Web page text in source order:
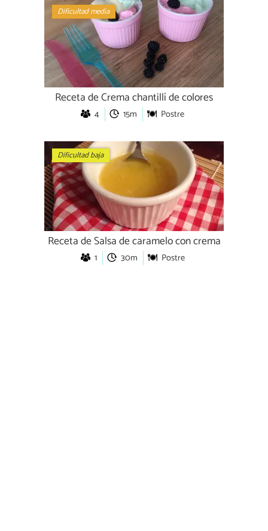
Dificultad media
Receta de Crema chantillí de colores
4 15m Postre
Dificultad baja
Receta de Salsa de caramelo con crema
1 30m Postre